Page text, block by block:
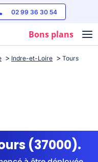
02 99 36 30 54
Bons plans
Indre-et-Loire Tours
(37000).